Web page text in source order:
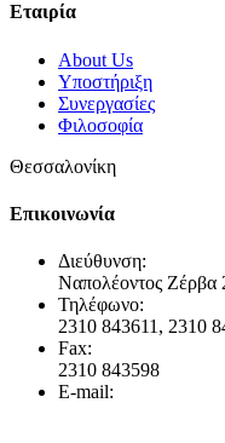
Εταιρία
About Us
Υποστήριξη
Συνεργασίες
Φιλοσοφία
Θεσσαλονίκη
Επικοινωνία
Διεύθυνση:
Ναπολέοντος Ζέρβα
Τηλέφωνο:
2310 843611, 2310
Fax:
2310 843598
E-mail: